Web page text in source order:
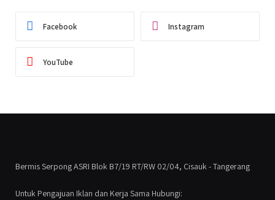
Facebook Instagram
YouTube
Bermis Serpong ASRI Blok B7/19 RT/RW 02/04, Cisauk - Tangerang
Untuk Pengajuan Iklan dan Kerja Sama Hubungi: